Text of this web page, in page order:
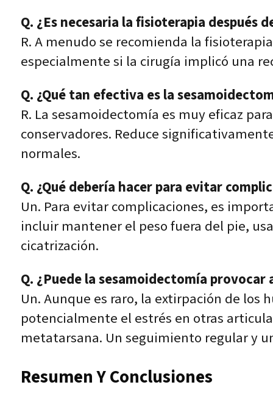
Q. ¿Es necesaria la fisioterapia después
R. A menudo se recomienda la
especialmente si la cirugía implicó una
Q. ¿Qué tan efectiva es la
R. La sesamoidectomía es muy eficaz
conservadores. Reduce
normales.
Q. ¿Qué debería hacer para evitar
Un. Para evitar complicaciones, es
incluir mantener el peso fuera del pie,
cicatrización.
Q. ¿Puede la sesamoidectomía
Un. Aunque es raro, la extirpación de
potencialmente el estrés en otras
metatarsana. Un seguimiento regular y
Resumen Y Conclusiones